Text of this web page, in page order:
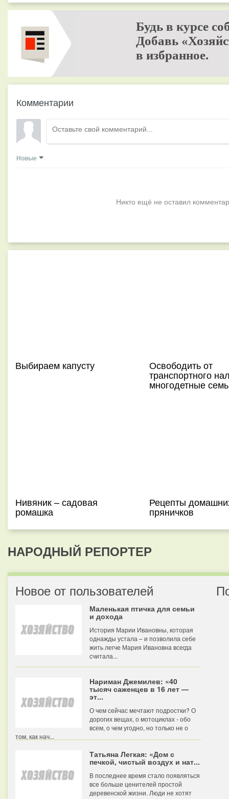
Будь в курсе
Добавь
в избранное.
Комментарии
Новые
Никто ещё не оставил
Выбираем капусту Освободить от
транспортного
многодетные
Нивяник – садовая
ромашка
Рецепты
пряничков
НАРОДНЫЙ РЕПОРТЕР
Новое от пользователей
Маленькая птичка для семьи
и дохода
История Марии Ивановны, которая
однажды устала – и позволила себе
жить легче Мария Ивановна всегда
считала...
Нариман Джемилев: «40
тысяч саженцев в 16 лет —
эт...
О чем сейчас мечтают подростки? О
дорогих вещах, о мотоциклах - обо
всем, о чем угодно, но только не о
том, как нач...
Татьяна Легкая: «Дом с
печкой, чистый воздух и нат...
В последнее время стало появляться
все больше ценителей простой
деревенской жизни. Люди не хотят